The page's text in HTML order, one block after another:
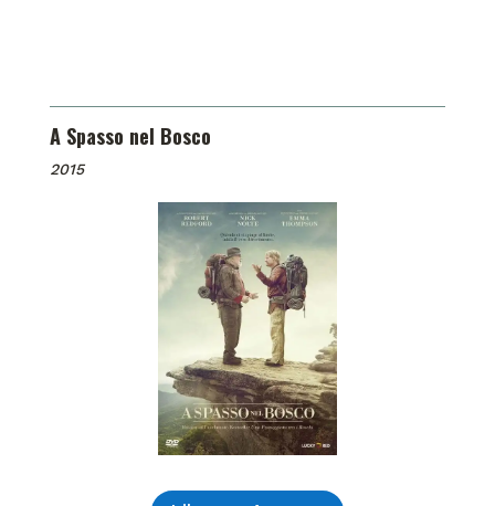
A Spasso nel Bosco
2015